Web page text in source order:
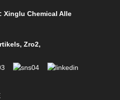
Xinglu Chemical Alle
,Zro2,